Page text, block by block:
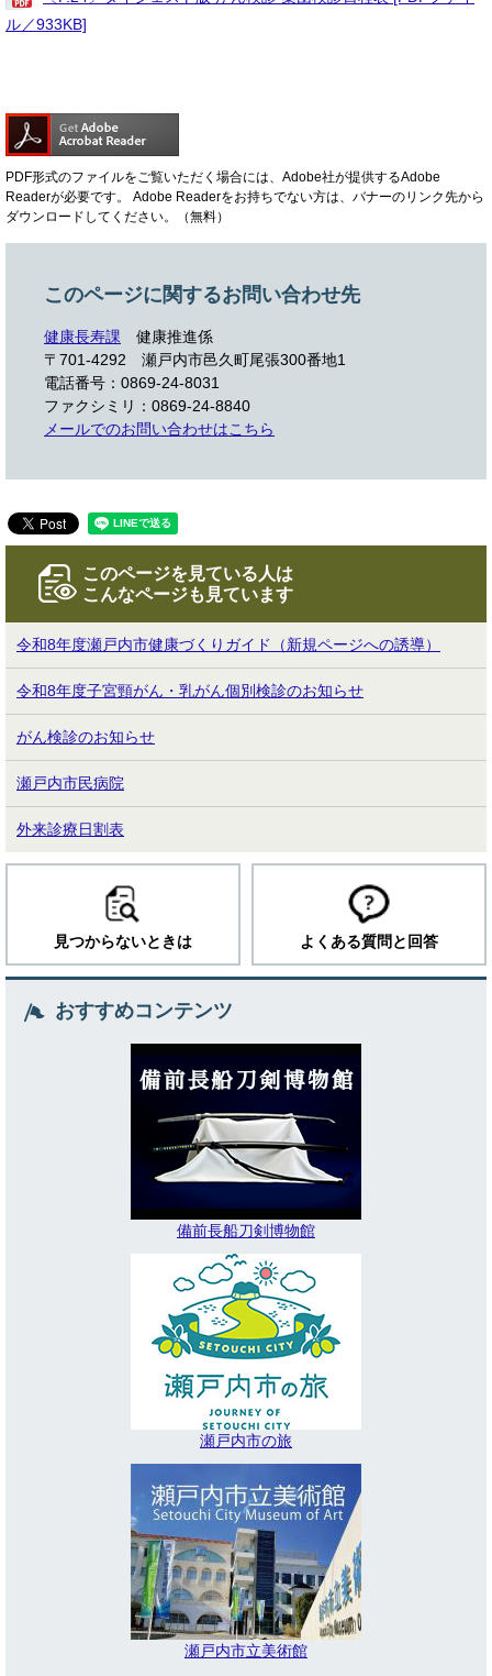
ル／933KB]
PDF形式のファイルをご覧いただく場合には、Adobe社が提供するAdobe
Readerが必要です。
Adobe Readerをお持ちでない方は、バナーのリンク先から
ダウンロードしてください。（無料）
このページに関するお問い合わせ先
健康長寿課
健康推進係
〒701-4292 瀬戸内市邑久町尾張300番地1
電話番号：0869-24-8031
ファクシミリ：0869-24-8840
メールでのお問い合わせはこちら
このページを見ている人は
こんなページも見ています
令和8年度瀬戸内市健康づくりガイド（新規ページへの誘導）
令和8年度子宮頸がん・乳がん個別検診のお知らせ
がん検診のお知らせ
瀬戸内市民病院
外来診療日割表
見つからないときは よくある質問と回答
おすすめコンテンツ
備前長船刀剣博物館
瀬戸内市の旅
瀬戸内市立美術館